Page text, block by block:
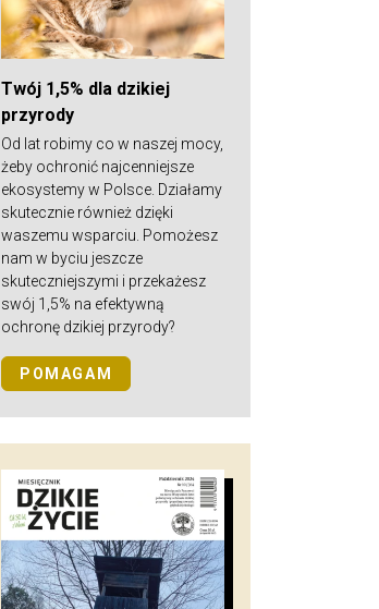
Twój 1,5% dla dzikiej
przyrody
Od lat robimy co w naszej mocy,
żeby ochronić najcenniejsze
ekosystemy w Polsce. Działamy
skutecznie również dzięki
waszemu wsparciu. Pomożesz
nam w byciu jeszcze
skuteczniejszymi i przekażesz
swój 1,5% na efektywną
ochronę dzikiej przyrody?
POMAGAM